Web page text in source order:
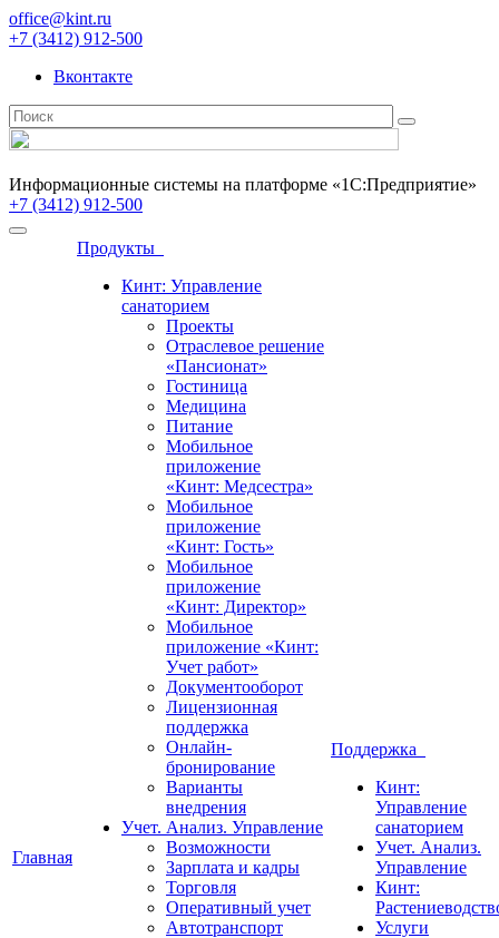
office@kint.ru
+7 (3412) 912-500
Вконтакте
Информационные системы на платформе «1С:Предприятие»
+7 (3412) 912-500
Главная
Продукты
Кинт: Управление
санаторием
Проекты
Отраслевое решение
«Пансионат»
Гостиница
Медицина
Питание
Мобильное
приложение
«Кинт: Медсестра»
Мобильное
приложение
«Кинт: Гость»
Мобильное
приложение
«Кинт: Директор»
Мобильное
приложение «Кинт:
Учет работ»
Документооборот
Лицензионная
поддержка
Онлайн-
бронирование
Варианты
внедрения
Учет. Анализ. Управление
Возможности
Зарплата и кадры
Торговля
Оперативный учет
Автотранспорт
Поддержка
Кинт:
Управление
санаторием
Учет. Анализ.
Управление
Кинт:
Услуги